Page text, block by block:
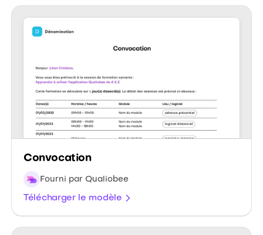
Convocation
Fourni par Qualiobee
Télécharger le modèle